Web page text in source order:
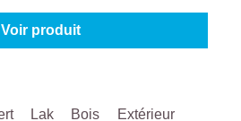
Voir produit